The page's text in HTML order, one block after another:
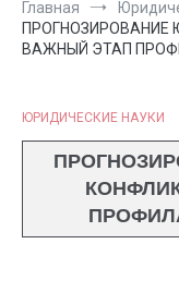
Главная
ПРОГНОЗИРОВАНИЕ
ВАЖНЫЙ ЭТАП
ЮРИДИЧЕСКИЕ НАУКИ